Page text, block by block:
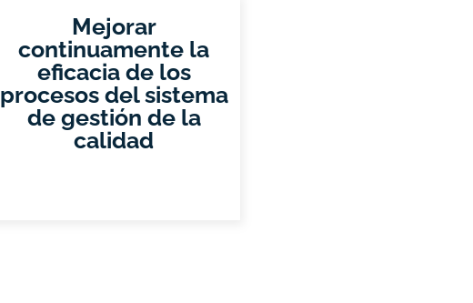
Mejorar
continuamente la
eficacia de los
procesos del sistema
de gestión de la
calidad